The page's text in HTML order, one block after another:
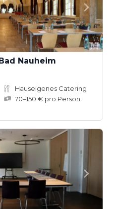
Nauheim
Hauseigenes Catering
70–150 € pro Person